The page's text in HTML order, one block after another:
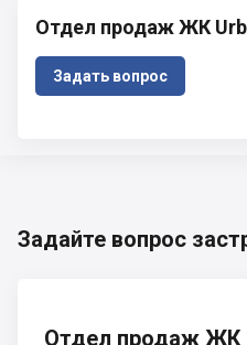
Отдел продаж ЖК
Задать вопрос
Задайте вопрос
Отдел продаж ЖК